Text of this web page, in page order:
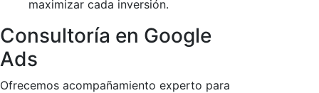
maximizar cada inversión.
Consultoría en Google
Ads
Ofrecemos acompañamiento experto para